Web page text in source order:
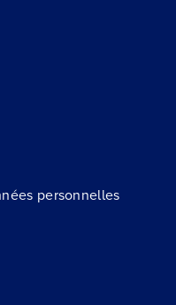
personnelles